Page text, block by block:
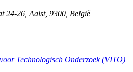
24-26 Aalst, 9300 België
Technologisch Onderzoek (VITO)